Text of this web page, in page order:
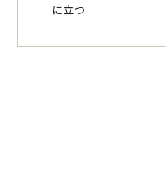
に立つ